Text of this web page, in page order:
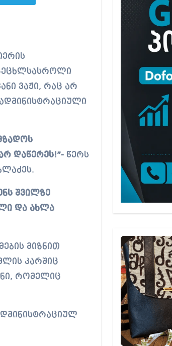
ვაჟი, რაც არ
დაწერეს!”- წერს
შვილზე
და ახლა
მიზნით
კარშიც
რომელიც